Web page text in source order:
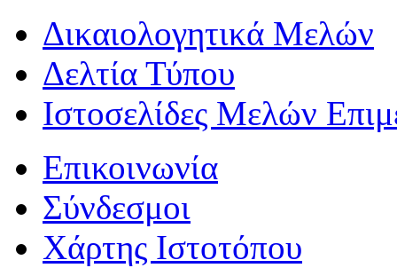
Δικαιολογητικά Μελών
Δελτία Τύπου
Ιστοσελίδες Μελών
Επικοινωνία
Σύνδεσμοι
Χάρτης Ιστοτόπου